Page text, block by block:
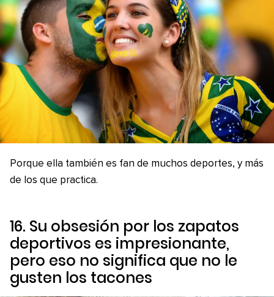
Porque ella también es fan de muchos deportes, y más
de los que practica.
16. Su obsesión por los zapatos
deportivos es impresionante,
pero eso no significa que no le
gusten los tacones